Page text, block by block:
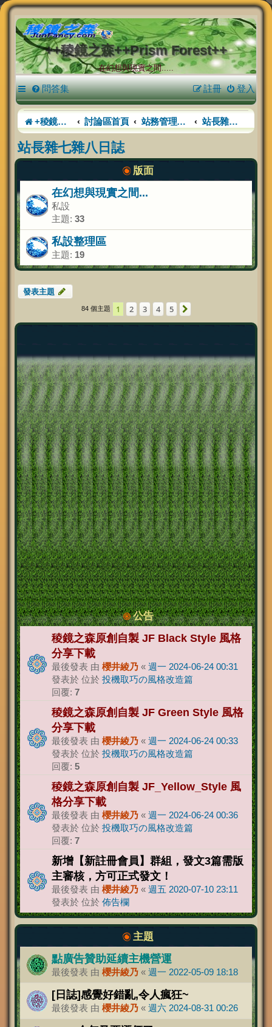
++稜鏡之森++Prism Forest++
在幻想與現實之間.....
問答集 登入
註冊
+稜鏡之森+ 討論區首頁 站務管理中心 站長雜七雜八日誌
站長雜七雜八日誌
版面
在幻想與現實之間...
私設
主題: 33
私設整理區
主題: 19
發表主題
84 個主題 1 2 3 4 5
公告
稜鏡之森原創自製 JF Black Style 風格
分享下載
最後發表 由 櫻井綾乃 « 週一 2024-06-24 00:31
發表於 位於 投機取巧の風格改造篇
回覆: 7
稜鏡之森原創自製 JF Green Style 風格
分享下載
最後發表 由 櫻井綾乃 « 週一 2024-06-24 00:33
發表於 位於 投機取巧の風格改造篇
回覆: 5
稜鏡之森原創自製 JF_Yellow_Style 風
格分享下載
最後發表 由 櫻井綾乃 « 週一 2024-06-24 00:36
發表於 位於 投機取巧の風格改造篇
回覆: 7
新增【新註冊會員】群組，發文3篇需版
主審核，方可正式發文！
最後發表 由 櫻井綾乃 « 週五 2020-07-10 23:11
發表於 位於 佈告欄
主題
點廣告贊助延續主機營運
最後發表 由 櫻井綾乃 « 週一 2022-05-09 18:18
[日誌]感覺好錯亂,令人瘋狂~
最後發表 由 櫻井綾乃 « 週六 2024-08-31 00:26